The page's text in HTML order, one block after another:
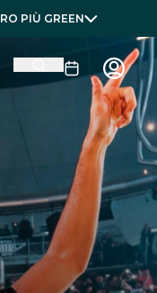
PIÙ GREEN